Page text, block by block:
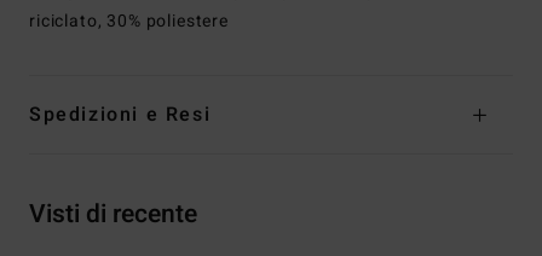
riciclato, 30% poliestere
Spedizioni e Resi
Visti di recente